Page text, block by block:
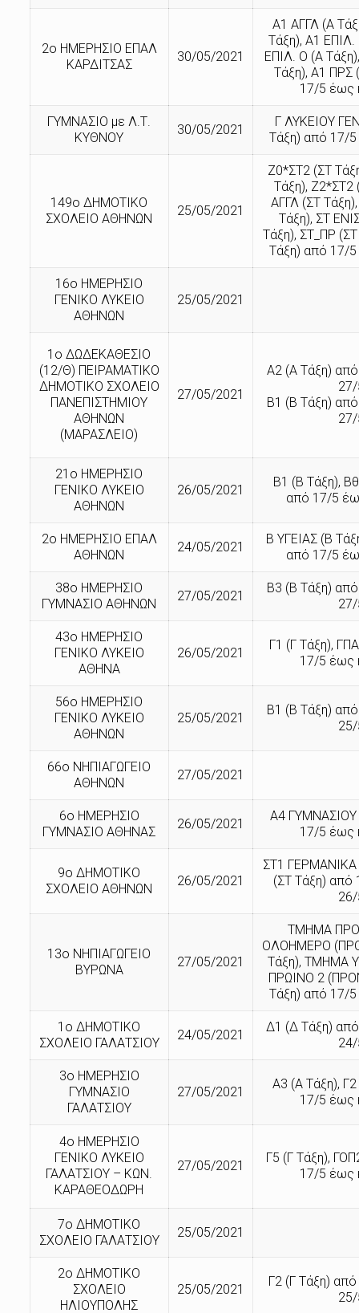
2ο ΗΜΕΡΗΣΙΟ ΕΠΑΛ
ΚΑΡΔΙΤΣΑΣ
30/05/2021
Α1 ΑΓΓΛ (Α
Τάξη), Α1
ΕΠΙΛ. Ο (Α
Τάξη), Α1 ΠΡΣ
17/5 έως
ΓΥΜΝΑΣΙΟ με Λ.Τ.
ΚΥΘΝΟΥ
30/05/2021
Γ ΛΥΚΕΙΟΥ
Τάξη) από 17/
149ο ΔΗΜΟΤΙΚΟ
ΣΧΟΛΕΙΟ ΑΘΗΝΩΝ
25/05/2021
Ζ0*ΣΤ2 (ΣΤ
Τάξη), Ζ2*ΣΤ2
ΑΓΓΛ (ΣΤ
Τάξη), ΣΤ
Τάξη), ΣΤ_ΠΡ
Τάξη) από 17/
16ο ΗΜΕΡΗΣΙΟ
ΓΕΝΙΚΟ ΛΥΚΕΙΟ
ΑΘΗΝΩΝ
25/05/2021
1ο ΔΩΔΕΚΑΘΕΣΙΟ
(12/Θ) ΠΕΙΡΑΜΑΤΙΚΟ
ΔΗΜΟΤΙΚΟ ΣΧΟΛΕΙΟ
ΠΑΝΕΠΙΣΤΗΜΙΟΥ
ΑΘΗΝΩΝ
(ΜΑΡΑΣΛΕΙΟ)
27/05/2021
A2 (Α Τάξη)
Β1 (Β Τάξη)
21ο ΗΜΕΡΗΣΙΟ
ΓΕΝΙΚΟ ΛΥΚΕΙΟ
ΑΘΗΝΩΝ
26/05/2021
Β1 (Β Τάξη),
από 17/5
2ο ΗΜΕΡΗΣΙΟ ΕΠΑΛ
ΑΘΗΝΩΝ
24/05/2021
Β ΥΓΕΙΑΣ (Β
από 17/5
38ο ΗΜΕΡΗΣΙΟ
ΓΥΜΝΑΣΙΟ ΑΘΗΝΩΝ
27/05/2021
Β3 (Β Τάξη)
43ο ΗΜΕΡΗΣΙΟ
ΓΕΝΙΚΟ ΛΥΚΕΙΟ
ΑΘΗΝΑ
26/05/2021
Γ1 (Γ Τάξη),
17/5 έως
56ο ΗΜΕΡΗΣΙΟ
ΓΕΝΙΚΟ ΛΥΚΕΙΟ
ΑΘΗΝΩΝ
25/05/2021
Β1 (Β Τάξη)
66ο ΝΗΠΙΑΓΩΓΕΙΟ
ΑΘΗΝΩΝ
27/05/2021
6ο ΗΜΕΡΗΣΙΟ
ΓΥΜΝΑΣΙΟ ΑΘΗΝΑΣ
26/05/2021
Α4 ΓΥΜΝΑΣΙΟΥ
17/5 έως
9ο ΔΗΜΟΤΙΚΟ
ΣΧΟΛΕΙΟ ΑΘΗΝΩΝ
26/05/2021
ΣΤ1 ΓΕΡΜΑΝΙΚΑ
(ΣΤ Τάξη) από
13ο ΝΗΠΙΑΓΩΓΕΙΟ
ΒΥΡΩΝΑ
27/05/2021
ΤΜΗΜΑ
ΟΛΟΗΜΕΡΟ
Τάξη), ΤΜΗΜΑ
ΠΡΩΙΝΟ 2
Τάξη) από 17/
1ο ΔΗΜΟΤΙΚΟ
ΣΧΟΛΕΙΟ ΓΑΛΑΤΣΙΟΥ
24/05/2021
Δ1 (Δ Τάξη)
3ο ΗΜΕΡΗΣΙΟ
ΓΥΜΝΑΣΙΟ
ΓΑΛΑΤΣΙΟΥ
27/05/2021
Α3 (Α Τάξη),
17/5 έως
4ο ΗΜΕΡΗΣΙΟ
ΓΕΝΙΚΟ ΛΥΚΕΙΟ
ΓΑΛΑΤΣΙΟΥ – ΚΩΝ.
ΚΑΡΑΘΕΟΔΩΡΗ
27/05/2021
Γ5 (Γ Τάξη),
17/5 έως
7ο ΔΗΜΟΤΙΚΟ
ΣΧΟΛΕΙΟ ΓΑΛΑΤΣΙΟΥ
25/05/2021
2ο ΔΗΜΟΤΙΚΟ
ΣΧΟΛΕΙΟ
ΗΛΙΟΥΠΟΛΗΣ
25/05/2021
Γ2 (Γ Τάξη)